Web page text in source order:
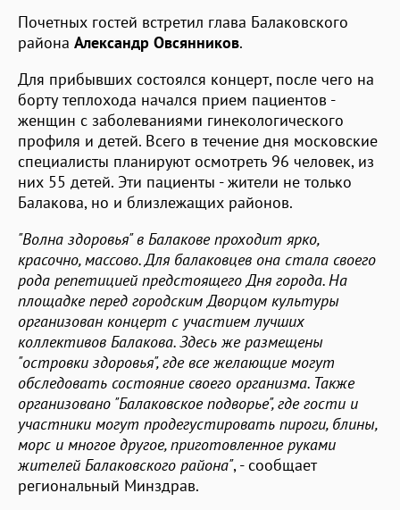
Почетных гостей встретил глава Балаковского
района Александр Овсянников.
Для прибывших состоялся концерт, после чего на
борту теплохода начался прием пациентов -
женщин с заболеваниями гинекологического
профиля и детей. Всего в течение дня московские
специалисты планируют осмотреть 96 человек, из
них 55 детей. Эти пациенты - жители не только
Балакова, но и близлежащих районов.
"Волна здоровья" в Балакове проходит ярко,
красочно, массово. Для балаковцев она стала своего
рода репетицией предстоящего Дня города. На
площадке перед городским Дворцом культуры
организован концерт с участием лучших
коллективов Балакова. Здесь же размещены
"островки здоровья", где все желающие могут
обследовать состояние своего организма. Также
организовано "Балаковское подворье", где гости и
участники могут продегустировать пироги, блины,
морс и многое другое, приготовленное руками
жителей Балаковского района", - сообщает
региональный Минздрав.